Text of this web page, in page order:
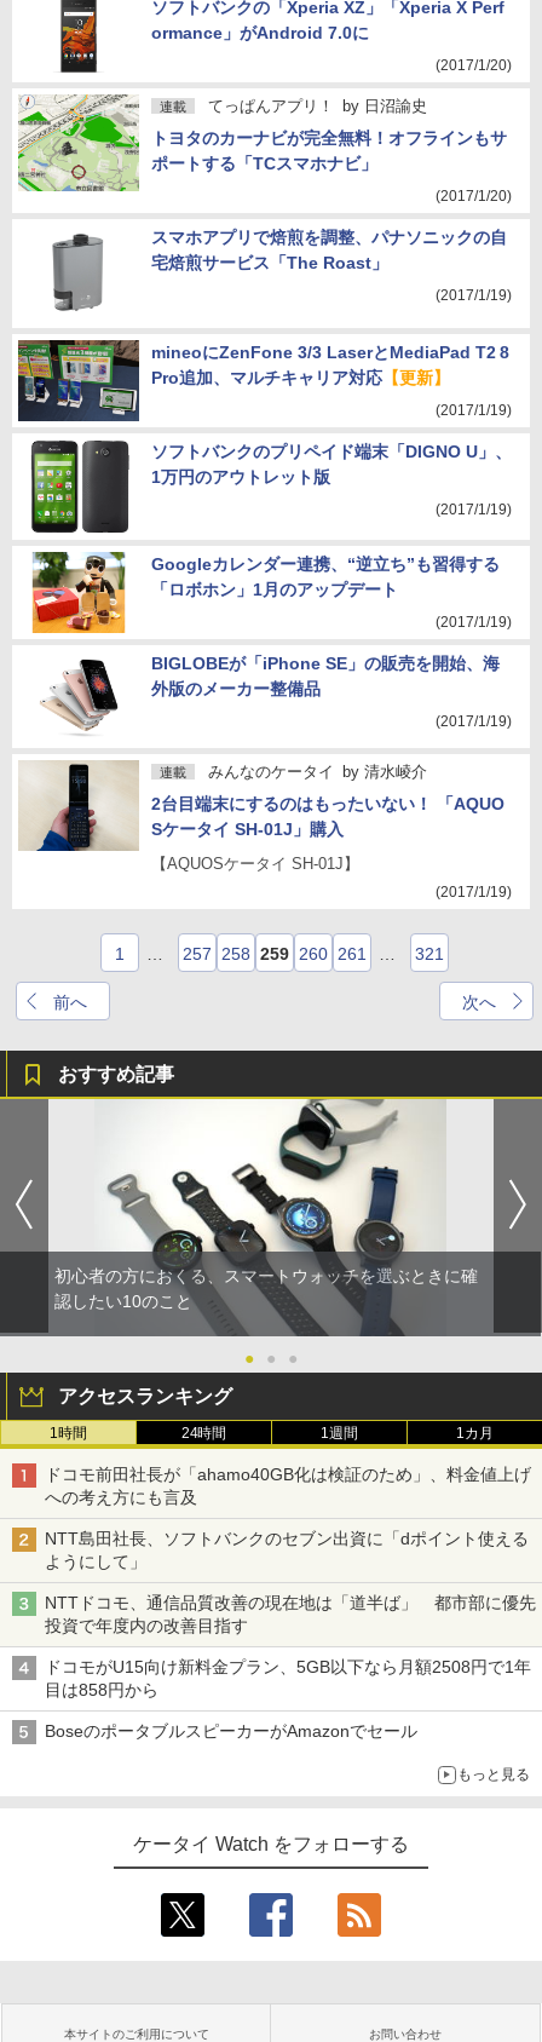
ソフトバンクの「Xperia XZ」「Xperia X Perf
ormance」がAndroid 7.0に
(2017/1/20)
連載 てっぱんアプリ！ by 日沼諭史
トヨタのカーナビが完全無料！オフラインもサ
ポートする「TCスマホナビ」
(2017/1/20)
スマホアプリで焙煎を調整、パナソニックの自
宅焙煎サービス「The Roast」
(2017/1/19)
mineoにZenFone 3/3 LaserとMediaPad T2 8
Pro追加、マルチキャリア対応【更新】
(2017/1/19)
ソフトバンクのプリペイド端末「DIGNO U」、
1万円のアウトレット版
(2017/1/19)
Googleカレンダー連携、“逆立ち”も習得する
「ロボホン」1月のアップデート
(2017/1/19)
BIGLOBEが「iPhone SE」の販売を開始、海
外版のメーカー整備品
(2017/1/19)
連載 みんなのケータイ by 清水崚介
2台目端末にするのはもったいない！ 「AQUO
Sケータイ SH-01J」購入
【AQUOSケータイ SH-01J】
(2017/1/19)
前へ
1 257 258 259 260 261 321
次へ
おすすめ記事
初心者の方におくる、スマートウォッチを選ぶときに確
認したい10のこと
● ● ●
アクセスランキング
1時間 24時間 1週間 1カ月
ドコモ前田社長が「ahamo40GB化は検証のため」、料金値上げ
への考え方にも言及
NTT島田社長、ソフトバンクのセブン出資に「dポイント使える
ようにして」
NTTドコモ、通信品質改善の現在地は「道半ば」 都市部に優先
投資で年度内の改善目指す
ドコモがU15向け新料金プラン、5GB以下なら月額2508円で1年
目は858円から
BoseのポータブルスピーカーがAmazonでセール
もっと見る
ケータイ Watch をフォローする
本サイトのご利用について お問い合わせ